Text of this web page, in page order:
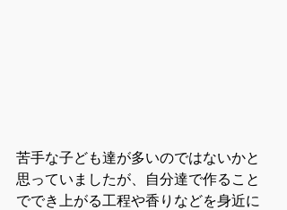
苦手な子ども達が多いのではないかと
思っていましたが、自分達で作ること
ででき上がる工程や香りなどを身近に